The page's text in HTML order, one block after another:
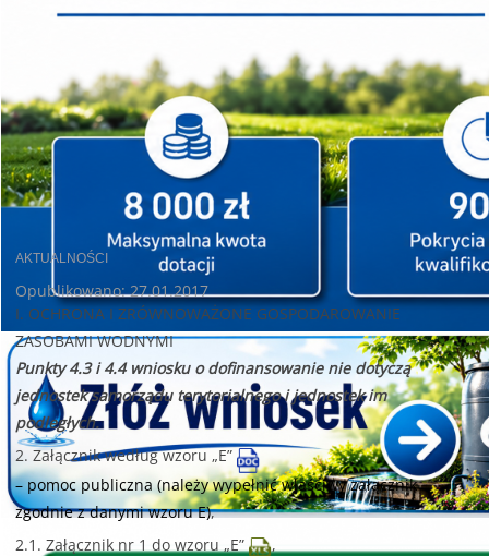
AKTUALNOŚCI
Opublikowano: 27.01.2017
I. OCHRONA I ZRÓWNOWAŻONE GOSPODAROWANIE
ZASOBAMI WODNYMI
Punkty 4.3 i 4.4 wniosku o dofinansowanie nie dotyczą
jednostek samorządu terytorialnego i jednostek im
podległych.
2. Załącznik według wzoru „E”
– pomoc publiczna (należy wypełnić właściwy załącznik
zgodnie z danymi wzoru E),
2.1. Załącznik nr 1 do wzoru „E”
,